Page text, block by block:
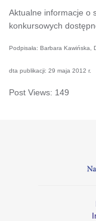
Aktualne informacje o
konkursowych
Podpisała: Barbara Kawińska,
dta publikacji: 29 maja 2012 r.
Post Views: 149